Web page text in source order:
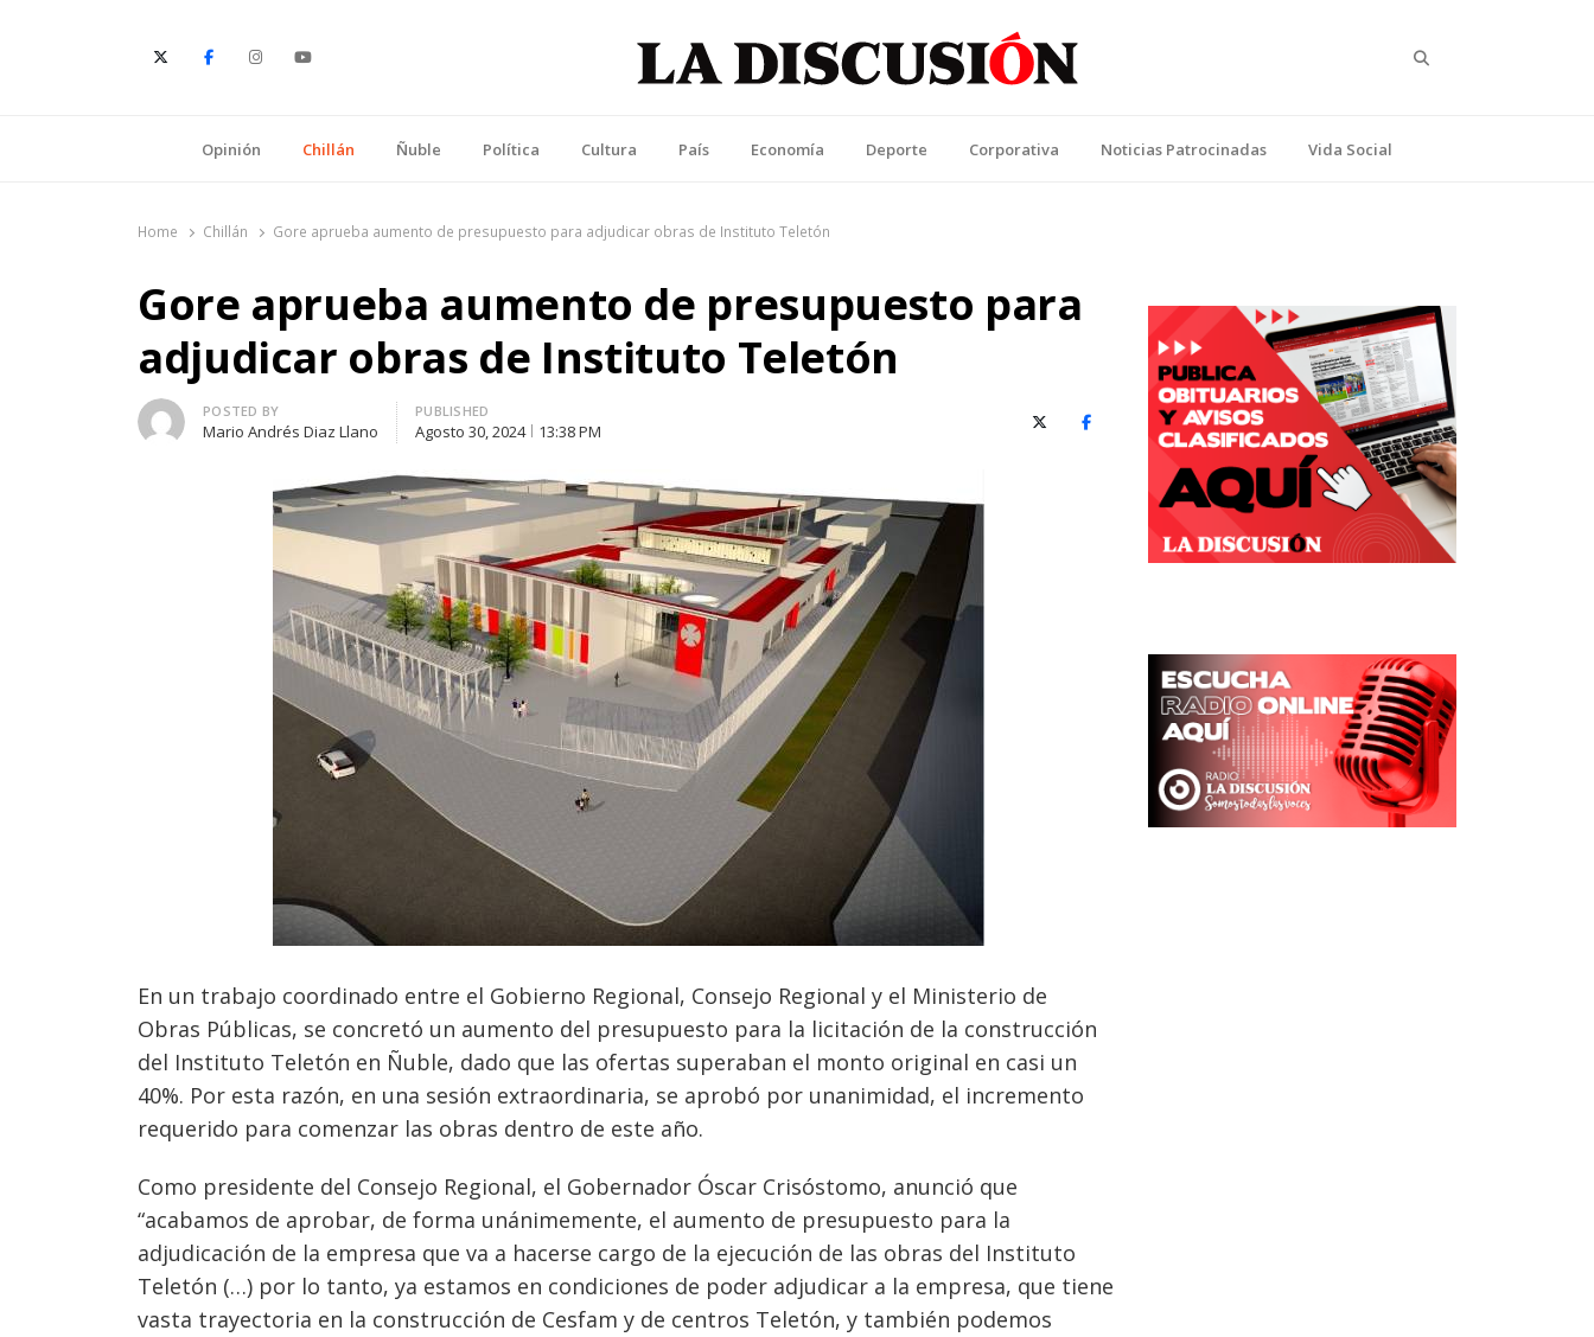
Opinión Chillán Ñuble Política Cultura País Economía Deporte Corporativa Noticias Patrocinadas Vida Social
Home Chillán Gore aprueba aumento de presupuesto para adjudicar obras de Instituto Teletón
Gore aprueba aumento de presupuesto para
adjudicar obras de Instituto Teletón
Author
POSTED BY
Mario Andrés Diaz Llano
PUBLISHED
Agosto 30, 2024 13:38 PM X (Twitter)Facebook
En un trabajo coordinado entre el Gobierno Regional, Consejo Regional y el Ministerio de
Obras Públicas, se concretó un aumento del presupuesto para la licitación de la construcción
del Instituto Teletón en Ñuble, dado que las ofertas superaban el monto original en casi un
40%. Por esta razón, en una sesión extraordinaria, se aprobó por unanimidad, el incremento
requerido para comenzar las obras dentro de este año.
Como presidente del Consejo Regional, el Gobernador Óscar Crisóstomo, anunció que
“acabamos de aprobar, de forma unánimemente, el aumento de presupuesto para la
adjudicación de la empresa que va a hacerse cargo de la ejecución de las obras del Instituto
Teletón (…) por lo tanto, ya estamos en condiciones de poder adjudicar a la empresa, que tiene
vasta trayectoria en la construcción de Cesfam y de centros Teletón, y también podemos